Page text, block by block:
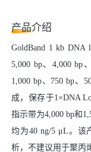
产品介绍
GoldBand 1 kb DNA
5,000 bp、4,000 bp
1,000 bp、750 bp、
成，保存于1×DNA
指示带为4,000 bp和
均为40 ng/5 μL。该
析，不建议用于聚丙